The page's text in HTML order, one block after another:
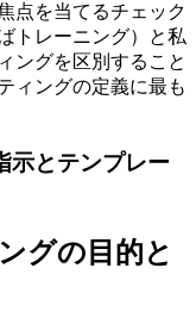
点を当てるチェック
トレーニング）と私
ングを区別すること
ィングの定義に最も
示とテンプレー
グの目的と